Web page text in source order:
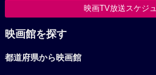
映画TV放送スケジ
映画館を探す
都道府県から映画館